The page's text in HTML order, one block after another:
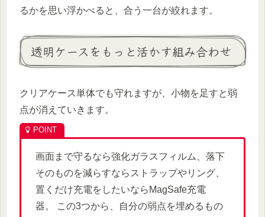
るかを思い浮かべると、合う一台が絞れます。
透明ケースをもっと活かす組み合わせ
クリアケース単体でも守れますが、小物を足すと弱
点が消えていきます。
画面まで守るなら強化ガラスフィルム、落下
そのものを減らすならストラップやリング、
置くだけ充電をしたいならMagSafe充電
器。 この3つから、自分の弱点を埋めるもの